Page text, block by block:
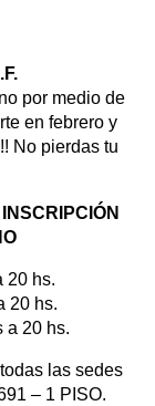
por medio de
en febrero y
No pierdas tu
20 hs.
20 hs.
a 20 hs.
las sedes
– 1 PISO.